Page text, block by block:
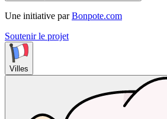
Une initiative par Bonpote.com
Soutenir le projet
Villes